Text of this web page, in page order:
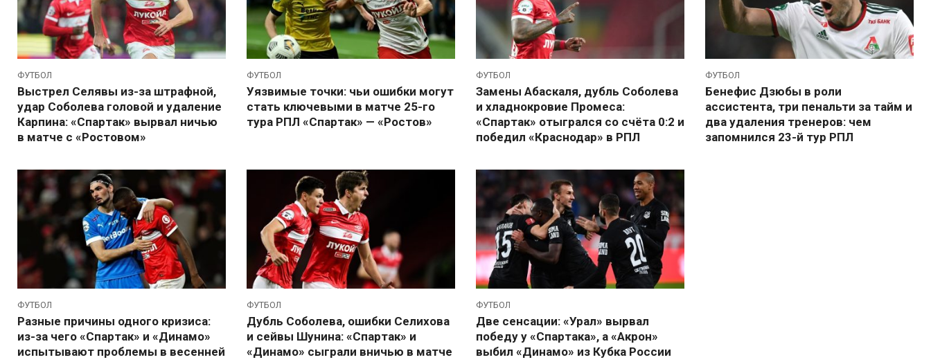
ФУТБОЛ
Выстрел Селявы из-за штрафной,
удар Соболева головой и удаление
Карпина: «Спартак» вырвал ничью
в матче с «Ростовом»
ФУТБОЛ
Уязвимые точки: чьи ошибки могут
стать ключевыми в матче 25-го
тура РПЛ «Спартак» — «Ростов»
ФУТБОЛ
Замены Абаскаля, дубль Соболева
и хладнокровие Промеса:
«Спартак» отыгрался со счёта 0:2 и
победил «Краснодар» в РПЛ
ФУТБОЛ
Бенефис Дзюбы в роли
ассистента, три пенальти за тайм и
два удаления тренеров: чем
запомнился 23-й тур РПЛ
ФУТБОЛ
Разные причины одного кризиса:
из-за чего «Спартак» и «Динамо»
испытывают проблемы в весенней
ФУТБОЛ
Дубль Соболева, ошибки Селихова
и сейвы Шунина: «Спартак» и
«Динамо» сыграли вничью в матче
ФУТБОЛ
Две сенсации: «Урал» вырвал
победу у «Спартака», а «Акрон»
выбил «Динамо» из Кубка России